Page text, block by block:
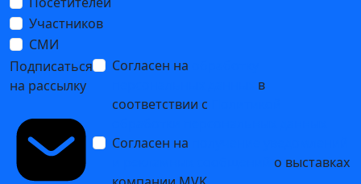
Участников
СМИ
Подписаться
на рассылку
Согласен на
в
соответствии с
Согласен на
о выставках